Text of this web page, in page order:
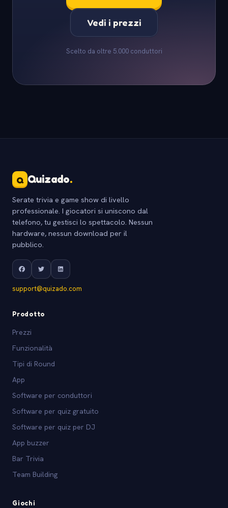
Vedi i prezzi
Scelto da oltre 5.000 conduttori
Q Quizado.
Serate trivia e game show di livello
professionale. I giocatori si uniscono dal
telefono, tu gestisci lo spettacolo. Nessun
hardware, nessun download per il
pubblico.
support@quizado.com
Prodotto
Prezzi
Funzionalità
Tipi di Round
App
Software per conduttori
Software per quiz gratuito
Software per quiz per DJ
App buzzer
Bar Trivia
Team Building
Giochi